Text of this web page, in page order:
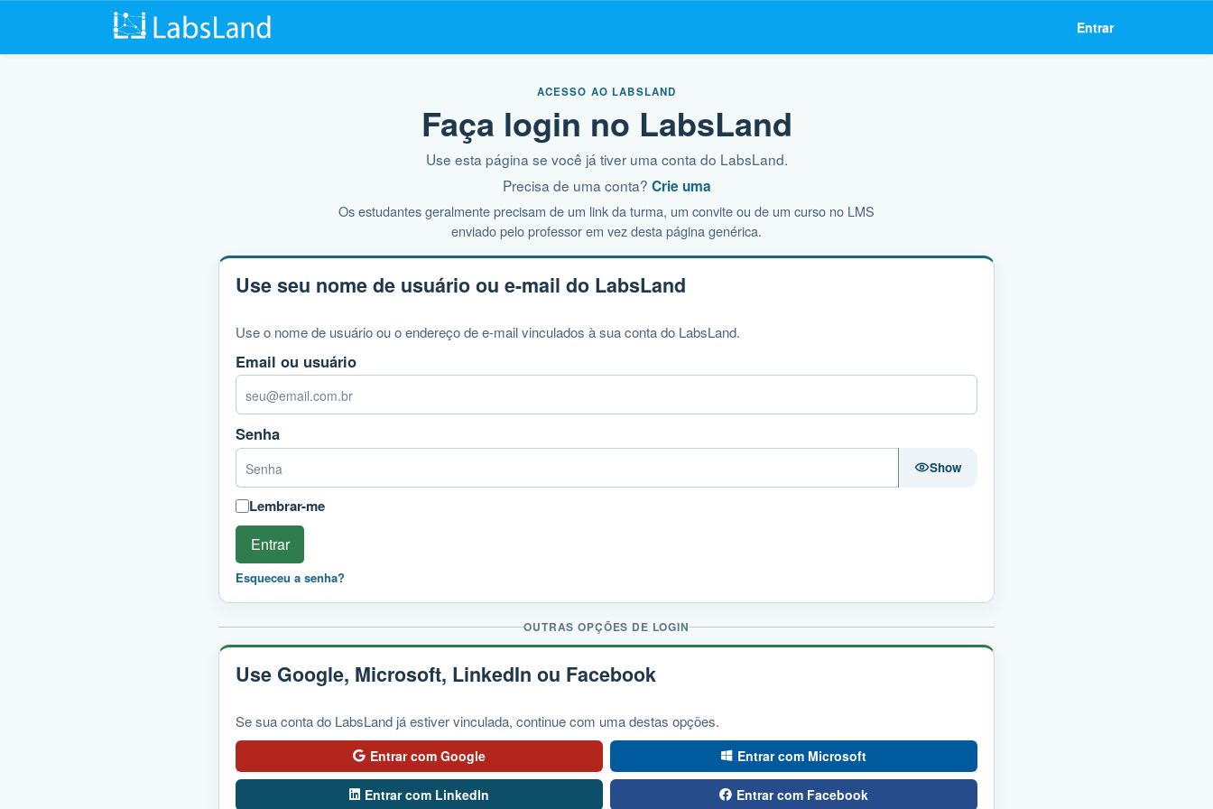
Entrar
ACESSO AO LABSLAND
Faça login no LabsLand
Use esta página se você já tiver uma conta do LabsLand.
Precisa de uma conta? Crie uma
Os estudantes geralmente precisam de um link da turma, um convite ou de um curso no LMS
enviado pelo professor em vez desta página genérica.
Use seu nome de usuário ou e-mail do LabsLand
Use o nome de usuário ou o endereço de e-mail vinculados à sua conta do LabsLand.
Email ou usuário
Senha
Show
Lembrar-me
Entrar
Esqueceu a senha?
OUTRAS OPÇÕES DE LOGIN
Use Google, Microsoft, LinkedIn ou Facebook
Se sua conta do LabsLand já estiver vinculada, continue com uma destas opções.
Entrar com Google Entrar com Microsoft
Entrar com LinkedIn Entrar com Facebook